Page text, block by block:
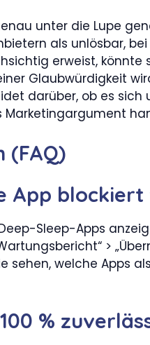
unter die Lupe
als unlösbar,
erweist, könnte
Glaubwürdigkeit
darüber, ob es sich
Marketingargument
(FAQ)
App blockiert
Sleep-Apps
>
sehen, welche Apps
%